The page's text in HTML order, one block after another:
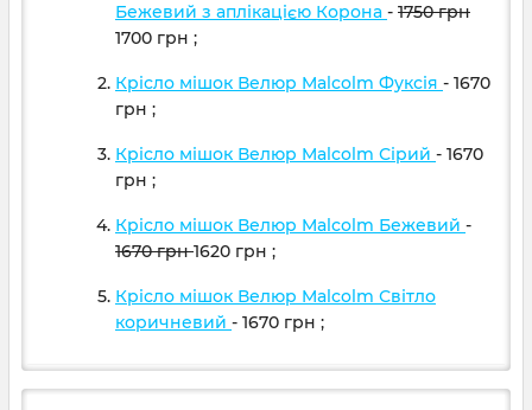
Бежевий з аплікацією Корона - 1750грн
1700 грн ;
Крісло мішок Велюр Malcolm Фуксія - 1670
грн ;
Крісло мішок Велюр Malcolm Сірий - 1670
грн ;
Крісло мішок Велюр Malcolm Бежевий -
1670грн1620 грн ;
Крісло мішок Велюр Malcolm Світло
коричневий - 1670 грн ;